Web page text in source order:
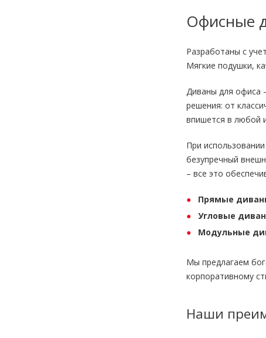
Офисные
Разработаны с
Мягкие подушки,
Диваны для офиса
решения: от
впишется в любой
При
безупречный
– все это
Прямые
Угловые
Модульные
Мы предлагаем
корпоративному
Наши